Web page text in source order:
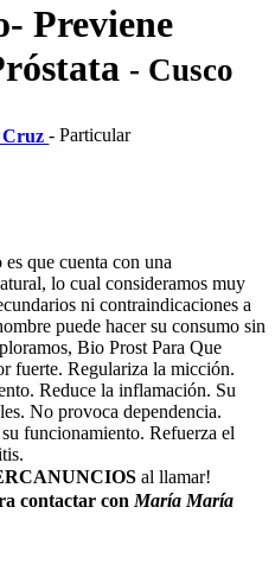
Previene
- Cusco
Cruz- Particular
que cuenta con una
lo cual consideramos muy
ni contraindicaciones a
puede hacer su consumo sin
Bio Prost Para Que
fuerte. Regulariza la micción.
Reduce la inflamación. Su
No provoca dependencia.
funcionamiento. Refuerza el
al llamar!
contactar con María María